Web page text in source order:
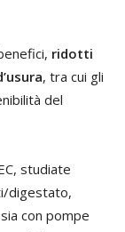
ridotti
, tra cui gli
del
studiate
digestato,
con pompe